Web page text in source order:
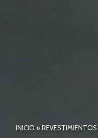
INICIO »REVESTIMIENTOS